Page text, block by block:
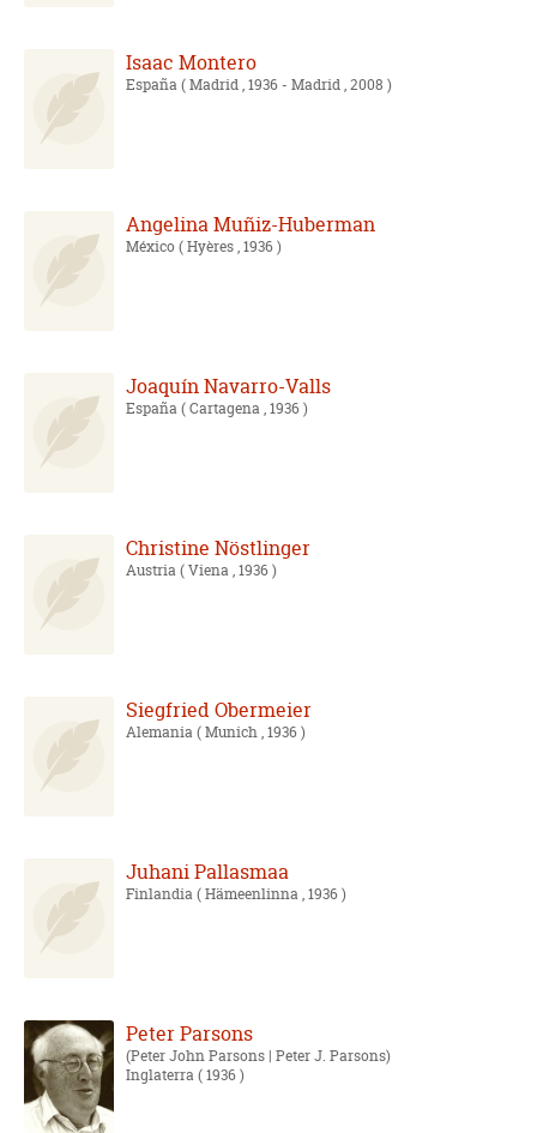
Isaac Montero
España( Madrid , 1936 - Madrid , 2008 )
Angelina Muñiz-Huberman
México( Hyères , 1936 )
Joaquín Navarro-Valls
España( Cartagena , 1936 )
Christine Nöstlinger
Austria( Viena , 1936 )
Siegfried Obermeier
Alemania( Munich , 1936 )
Juhani Pallasmaa
Finlandia( Hämeenlinna , 1936 )
Peter Parsons
Peter John Parsons | Peter J. Parsons
Inglaterra( 1936 )